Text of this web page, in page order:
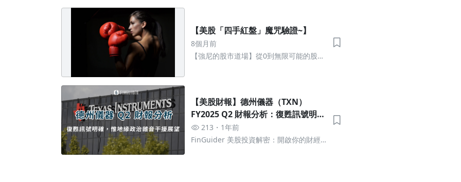
【美股「四手紅盤」魔咒驗證~】
8個月前
【強尼的股市道場】從0到無限可能的股市
【美股財報】德州儀器（TXN）
FY2025 Q2 財報分析：復甦訊號明
確，惟地緣政治雜音干擾短期展望
213
1年前
FinGuider 美股投資解密：開啟你的財經